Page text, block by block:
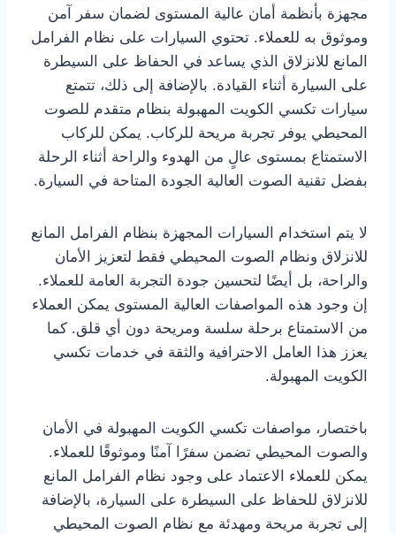
مجهزة بأنظمة أمان عالية المستوى لضمان سفر آمن
وموثوق به للعملاء. تحتوي السيارات على نظام الفرامل
المانع للانزلاق الذي يساعد في الحفاظ على السيطرة
على السيارة أثناء القيادة. بالإضافة إلى ذلك، تتمتع
سيارات تكسي الكويت المهبولة بنظام متقدم للصوت
المحيطي يوفر تجربة مريحة للركاب. يمكن للركاب
الاستمتاع بمستوى عالٍ من الهدوء والراحة أثناء الرحلة
بفضل تقنية الصوت العالية الجودة المتاحة في السيارة.
لا يتم استخدام السيارات المجهزة بنظام الفرامل المانع
للانزلاق ونظام الصوت المحيطي فقط لتعزيز الأمان
والراحة، بل أيضًا لتحسين جودة التجربة العامة للعملاء.
إن وجود هذه المواصفات العالية المستوى يمكن العملاء
من الاستمتاع برحلة سلسة ومريحة دون أي قلق. كما
يعزز هذا العامل الاحترافية والثقة في خدمات تكسي
الكويت المهبولة.
باختصار، مواصفات تكسي الكويت المهبولة في الأمان
والصوت المحيطي تضمن سفرًا آمنًا وموثوقًا للعملاء.
يمكن للعملاء الاعتماد على وجود نظام الفرامل المانع
للانزلاق للحفاظ على السيطرة على السيارة، بالإضافة
إلى تجربة مريحة ومهدئة مع نظام الصوت المحيطي